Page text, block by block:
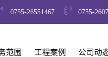
0755-26551467 0755-
范围 工程案例 公司动